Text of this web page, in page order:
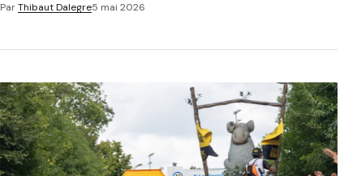
ParThibaut Dalegre5 mai 2026